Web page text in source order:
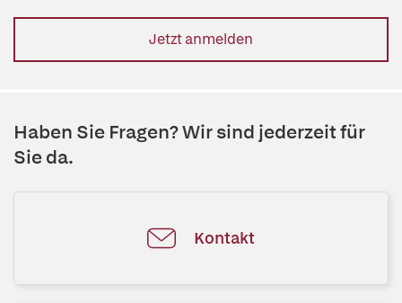
Jetzt anmelden
Haben Sie Fragen? Wir sind jederzeit für
Sie da.
Kontakt